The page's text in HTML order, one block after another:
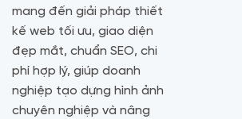
mang đến giải pháp thiết
kế web tối ưu, giao diện
đẹp mắt, chuẩn SEO, chi
phí hợp lý, giúp doanh
nghiệp tạo dựng hình ảnh
chuyên nghiệp và nâng